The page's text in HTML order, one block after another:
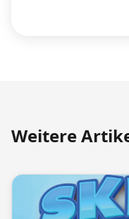
Weitere